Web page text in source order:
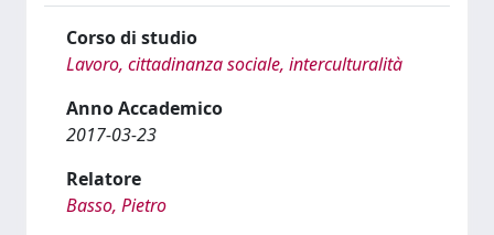
Corso di studio
Lavoro, cittadinanza sociale, interculturalità
Anno Accademico
2017-03-23
Relatore
Basso, Pietro